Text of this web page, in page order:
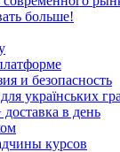
больше!
и безопасность
українських
в день
курсов